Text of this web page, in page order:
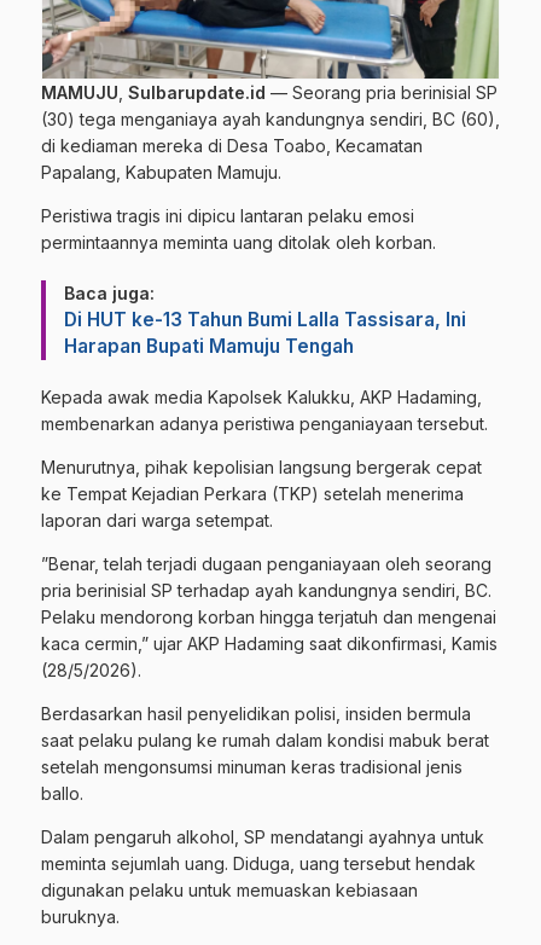
MAMUJU Sulbarupdate.id — Seorang pria berinisial SP
(30) tega menganiaya ayah kandungnya sendiri, BC (60),
di kediaman mereka di Desa Toabo, Kecamatan
Papalang, Kabupaten Mamuju.
Peristiwa tragis ini dipicu lantaran pelaku emosi
permintaannya meminta uang ditolak oleh korban.
Baca juga:
Di HUT ke-13 Tahun Bumi Lalla Tassisara, Ini
Harapan Bupati Mamuju Tengah
​Kepada awak media Kapolsek Kalukku, AKP Hadaming,
membenarkan adanya peristiwa penganiayaan tersebut.
Menurutnya, pihak kepolisian langsung bergerak cepat
ke Tempat Kejadian Perkara (TKP) setelah menerima
laporan dari warga setempat.
​”Benar, telah terjadi dugaan penganiayaan oleh seorang
pria berinisial SP terhadap ayah kandungnya sendiri, BC.
Pelaku mendorong korban hingga terjatuh dan mengenai
kaca cermin,” ujar AKP Hadaming saat dikonfirmasi, Kamis
(28/5/2026).
​Berdasarkan hasil penyelidikan polisi, insiden bermula
saat pelaku pulang ke rumah dalam kondisi mabuk berat
setelah mengonsumsi minuman keras tradisional jenis
ballo.
Dalam pengaruh alkohol, SP mendatangi ayahnya untuk
meminta sejumlah uang. Diduga, uang tersebut hendak
digunakan pelaku untuk memuaskan kebiasaan
buruknya.